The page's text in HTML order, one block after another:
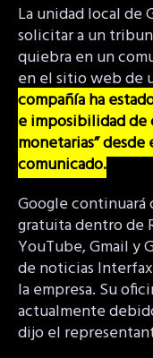
La unidad local
solicitar a un
quiebra en un
en el sitio web de
compañía ha
e imposibilidad de
monetarias”
comunicado.
Google
gratuita dentro de
YouTube, Gmail y
de noticias
la empresa. Su
actualmente
dijo el